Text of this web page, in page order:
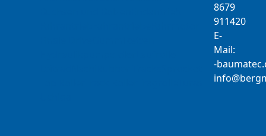
8679
911420
E-
Mail:
tamua
b-
@ofni